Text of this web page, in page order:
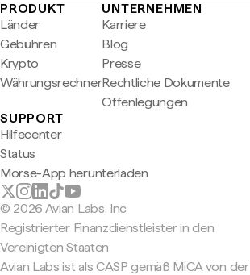
PRODUKT
Länder
Gebühren
Krypto
Währungsrechner
UNTERNEHMEN
Karriere
Blog
Presse
Rechtliche Dokumente
Offenlegungen
SUPPORT
Hilfecenter
Status
Morse-App herunterladen
© 2026 Avian Labs, Inc
Registrierter Finanzdienstleister in den
Vereinigten Staaten
Avian Labs ist als CASP gemäß MiCA von der